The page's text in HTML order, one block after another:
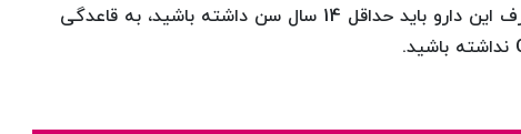
لوومفولات (افزایش سطح فولات) است. برای مصرف این دارو باید حداقل 14 سال سن داشته باشید، به قاعدگی